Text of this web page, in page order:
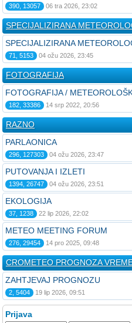
390, 13057 06 tra 2026, 23:02
SPECIJALIZIRANA
SPECIJALIZIRANA
71, 5153 04 ožu 2026, 23:45
FOTOGRAFIJA
FOTOGRAFIJA /
182, 33386 14 srp 2022, 20:56
RAZNO
PARLAONICA
296, 127303 04 ožu 2026, 23:47
PUTOVANJA I IZLETI
1394, 26747 04 ožu 2026, 23:51
EKOLOGIJA
37, 1238 22 lip 2026, 22:02
METEO MEETING FORUM
276, 29454 14 pro 2025, 09:48
CROMETEO PROGNOZA
ZAHTJEVAJ PROGNOZU
2, 5404 19 lip 2026, 09:51
Prijava